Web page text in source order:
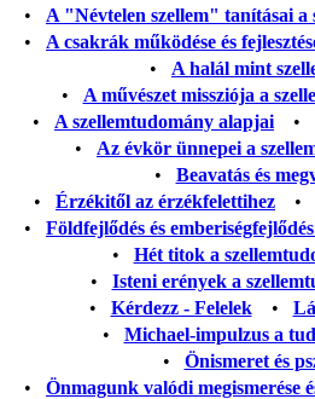
• A "Névtelen szellem" tanításai a
• A csakrák működése és
• A halál mint
• A művészet missziója a
• A szellemtudomány alapjai •
• Az évkör ünnepei a
• Beavatás és
• Érzékitől az érzékfelettihez •
• Földfejlődés és
• Hét titok a
• Isteni erények a
• Kérdezz - Felelek•
• Michael-impulzus a
• Önismeret és
• Önmagunk valódi megismerése